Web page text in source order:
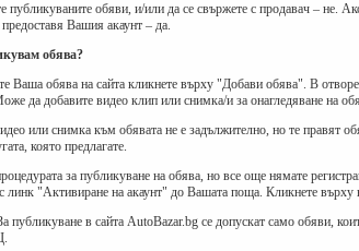
публикуваните обяви, и/или да се свържете с продавач – не.
Вашия акаунт – да.
обява?
Ваша обява на сайта кликнете върху "Добави обява". В
да добавите видео клип или снимка/и за онагледяване на
или снимка към обявата не е задължително, но те правят
която предлагате.
за публикуване на обява, но все още нямате
линк "Активиране на акаунт" до Вашата поща. Кликнете върху
публикуване в сайта AutoBazar.bg се допускат само